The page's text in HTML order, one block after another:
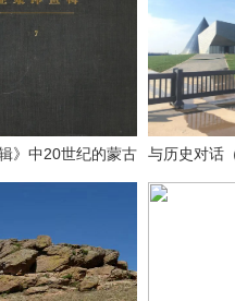
》中20世纪的蒙古
与历史对话
鲁特旗南宝